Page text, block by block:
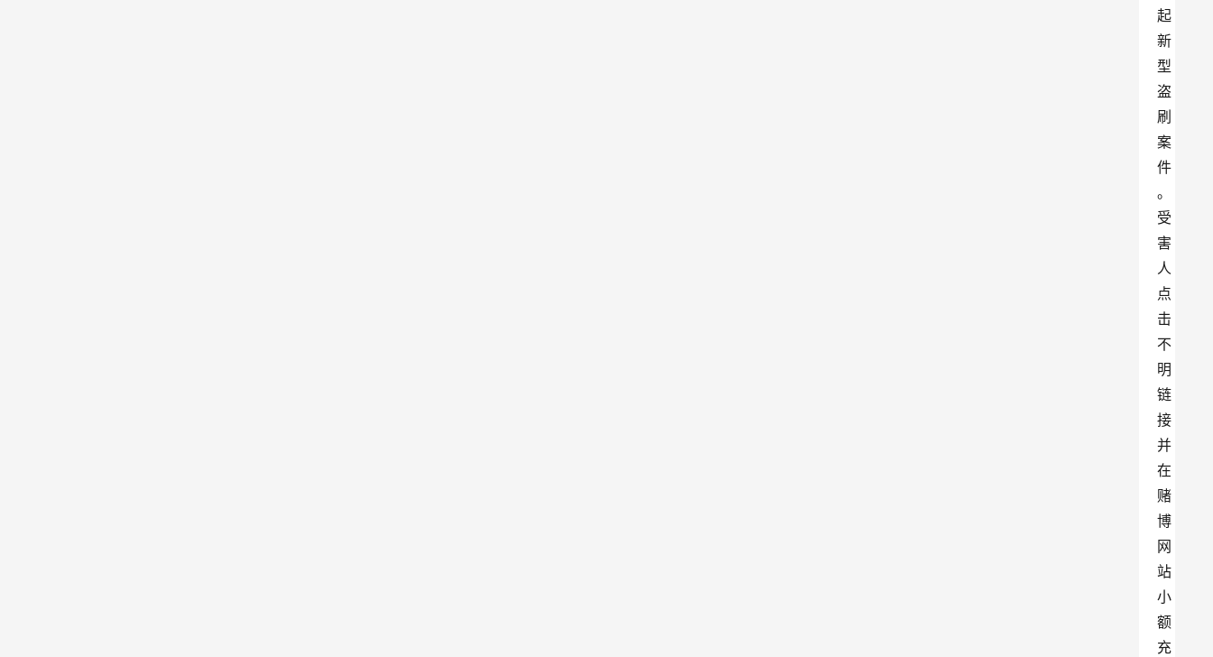
起
新
型
盗
刷
案
件
。
受
害
人
点
击
不
明
链
接
并
在
赌
博
网
站
小
额
充